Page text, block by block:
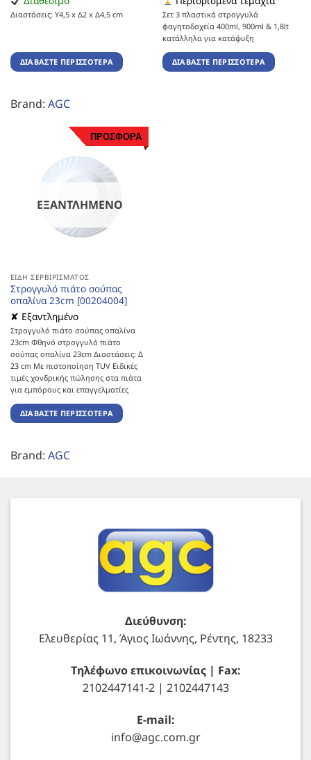
Διαστάσεις: Υ4,5 x Δ2 x Δ4,5 cm
ΔΙΑΒΆΣΤΕ ΠΕΡΙΣΣΌΤΕΡΑ
Brand: AGC
Σετ 3 πλαστικά στρογγυλά
φαγητοδοχεία 400ml, 900ml & 1,8lt
κατάλληλα για κατάψυξη
ΔΙΑΒΆΣΤΕ ΠΕΡΙΣΣΌΤΕΡΑ
ΠΡΟΣΦΟΡΑ
ΕΞΑΝΤΛΗΜΈΝΟ
ΕΊΔΗ ΣΕΡΒΙΡΊΣΜΑΤΟΣ
Στρογγυλό πιάτο σούπας
οπαλίνα 23cm [00204004]
✘ Εξαντλημένο
Στρογγυλό πιάτο σούπας οπαλίνα
23cm Φθηνό στρογγυλό πιάτο
σούπας οπαλίνα 23cm Διαστάσεις: Δ
23 cm Με πιστοποίηση TUV Ειδικές
τιμές χονδρικής πώλησης στα πιάτα
για εμπόρους και επαγγελματίες
ΔΙΑΒΆΣΤΕ ΠΕΡΙΣΣΌΤΕΡΑ
Brand: AGC
Διεύθυνση:
Ελευθερίας 11, Άγιος Ιωάννης, Ρέντης, 18233
Τηλέφωνο επικοινωνίας | Fax:
2102447141-2 | 2102447143
E-mail:
info@agc.com.gr